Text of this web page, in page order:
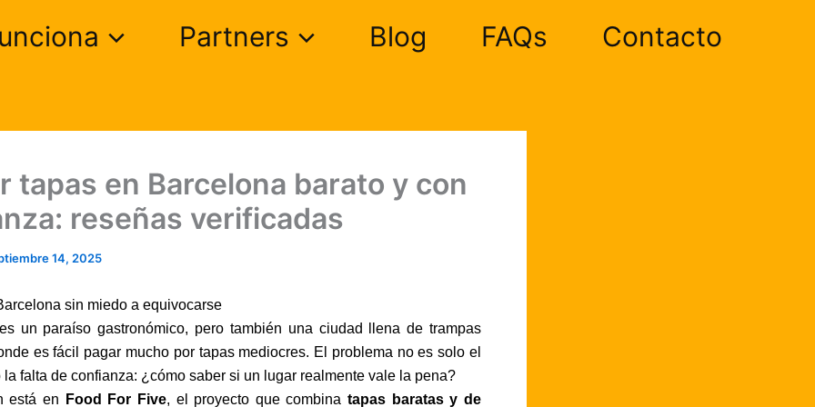
Partners Blog FAQs Contacto
tapas en Barcelona barato y con
reseñas verificadas
14, 2025
sin miedo a equivocarse
un paraíso gastronómico, pero también una ciudad llena de trampas
es fácil pagar mucho por tapas mediocres. El problema no es solo el
la falta de confianza: ¿cómo saber si un lugar realmente vale la pena?
está en
Food For Five, el proyecto que combinatapas baratas y de